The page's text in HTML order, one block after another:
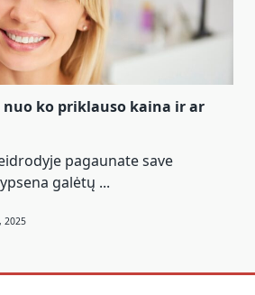
ko priklauso kaina ir ar
pagaunate save
galėtų ...
2025